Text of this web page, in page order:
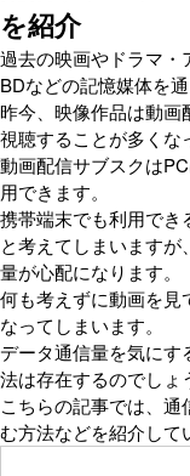
を紹介
過去の映画やドラマ・
BDなどの記憶媒体を
昨今、映像作品は動画
視聴することが多くな
動画配信サブスクは
用できます。
携帯端末でも利用でき
と考えてしまいます
量が心配になります。
何も考えずに動画を見
なってしまいます。
データ通信量を気に
法は存在するのでしょ
こちらの記事では、
む方法などを紹介して